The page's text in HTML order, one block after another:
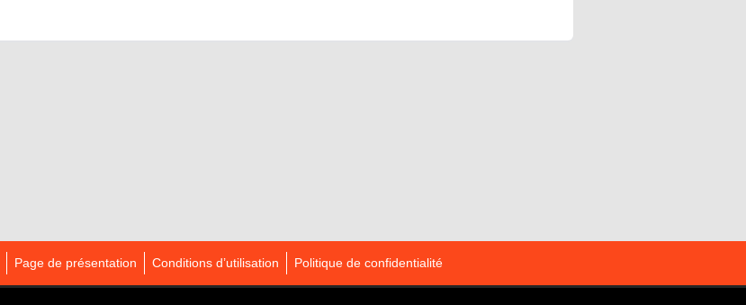
Page de présentation Conditions d’utilisation Politique de confidentialité